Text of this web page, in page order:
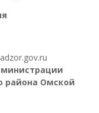
района Омской